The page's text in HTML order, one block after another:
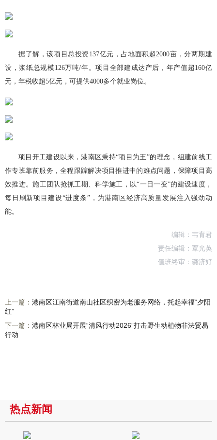
据了解，该项目总投资137亿元，占地面积超2000亩，分两期建
设，浆纸总规模126万吨/年。项目全部建成达产后，年产值超160亿
元，年税收超5亿元，可提供4000多个就业岗位。
项目开工建设以来，港南区秉持“项目为王”的理念，组建前线工
作专班靠前服务，全程跟踪解决项目推进中的难点问题，保障项目高
效推进。施工团队抢抓工期、科学施工，以“一日一变”的建设速度，
每日刷新项目建设“进度条”，为港南区经济高质量发展注入强劲动
能。
编辑：韦育君
责任编辑：覃光英
值班终审：龚济好
上一篇： 港南区江南街道南山社区织密为老服务网络，托起幸福“夕阳
红”
下一篇： 港南区林业局开展“清风行动2026”打击野生动植物非法贸易
行动
热点新闻